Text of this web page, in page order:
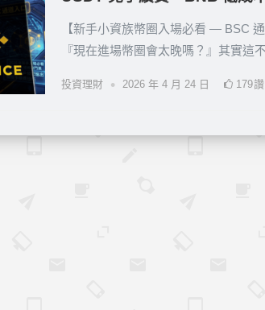
【新手小資族幣圈入場必看 — BSC
『現在進場幣圈會太晚嗎？』其實這
投資理財 • 2026 年 4 月 24 日 179讚